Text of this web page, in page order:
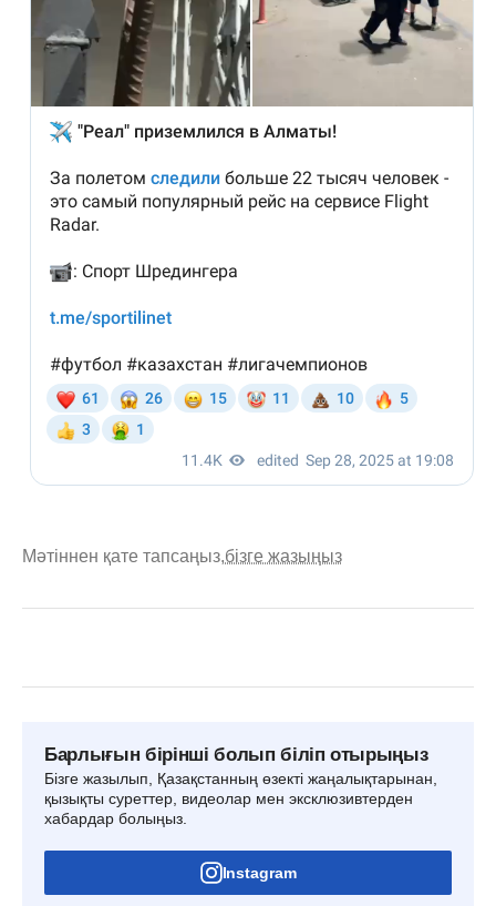
Мәтіннен қате тапсаңыз,бізге жазыңыз
Барлығын бірінші болып біліп отырыңыз
Бізге жазылып, Қазақстанның өзекті жаңалықтарынан,
қызықты суреттер, видеолар мен эксклюзивтерден
хабардар болыңыз.
Instagram